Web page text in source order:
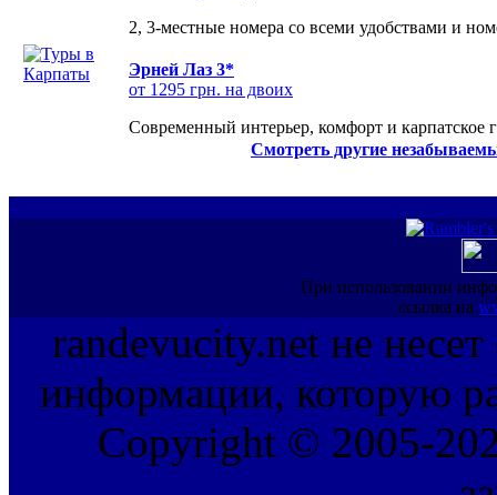
2, 3-местные номера со всеми удобствами и
Эрней Лаз 3*
от 1295 грн. на двоих
Современный интерьер, комфорт и карпатское
Смотреть другие
При использовании
ссылка на
randevucity.net не несет
информации, которую
Copyright © 2005-